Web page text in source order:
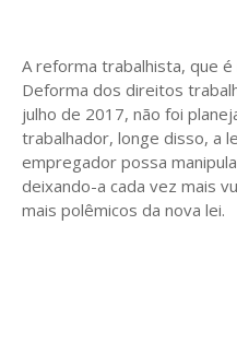
A reforma trabalhista, que
Deforma dos direitos
julho de 2017, não foi
trabalhador, longe disso, a
empregador possa
deixando-a cada vez mais
mais polêmicos da nova lei.